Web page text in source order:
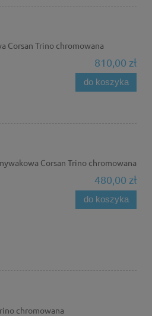
Corsan Trino chromowana
810,00 zł
do koszyka
Corsan Trino chromowana
480,00 zł
do koszyka
chromowana